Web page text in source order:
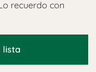
recuerdo con
lista